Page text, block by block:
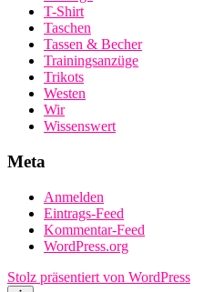
T-Shirt
Taschen
Tassen & Becher
Trainingsanzüge
Trikots
Westen
Wir
Wissenswert
Meta
Anmelden
Eintrags-Feed
Kommentar-Feed
WordPress.org
Stolz präsentiert von WordPress